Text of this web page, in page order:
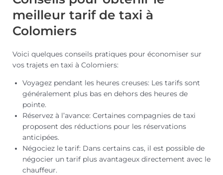
meilleur tarif de taxi à
Colomiers
Voici quelques conseils pratiques pour économiser sur
vos trajets en taxi à Colomiers:
Voyagez pendant les heures creuses: Les tarifs sont
généralement plus bas en dehors des heures de
pointe.
Réservez à l’avance: Certaines compagnies de taxi
proposent des réductions pour les réservations
anticipées.
Négociez le tarif: Dans certains cas, il est possible de
négocier un tarif plus avantageux directement avec le
chauffeur.